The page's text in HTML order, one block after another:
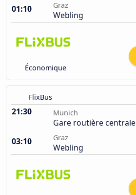
01:10
Graz
Webling
Économique
FlixBus
21:30 Munich
Gare routière centrale
03:10
Graz
Webling